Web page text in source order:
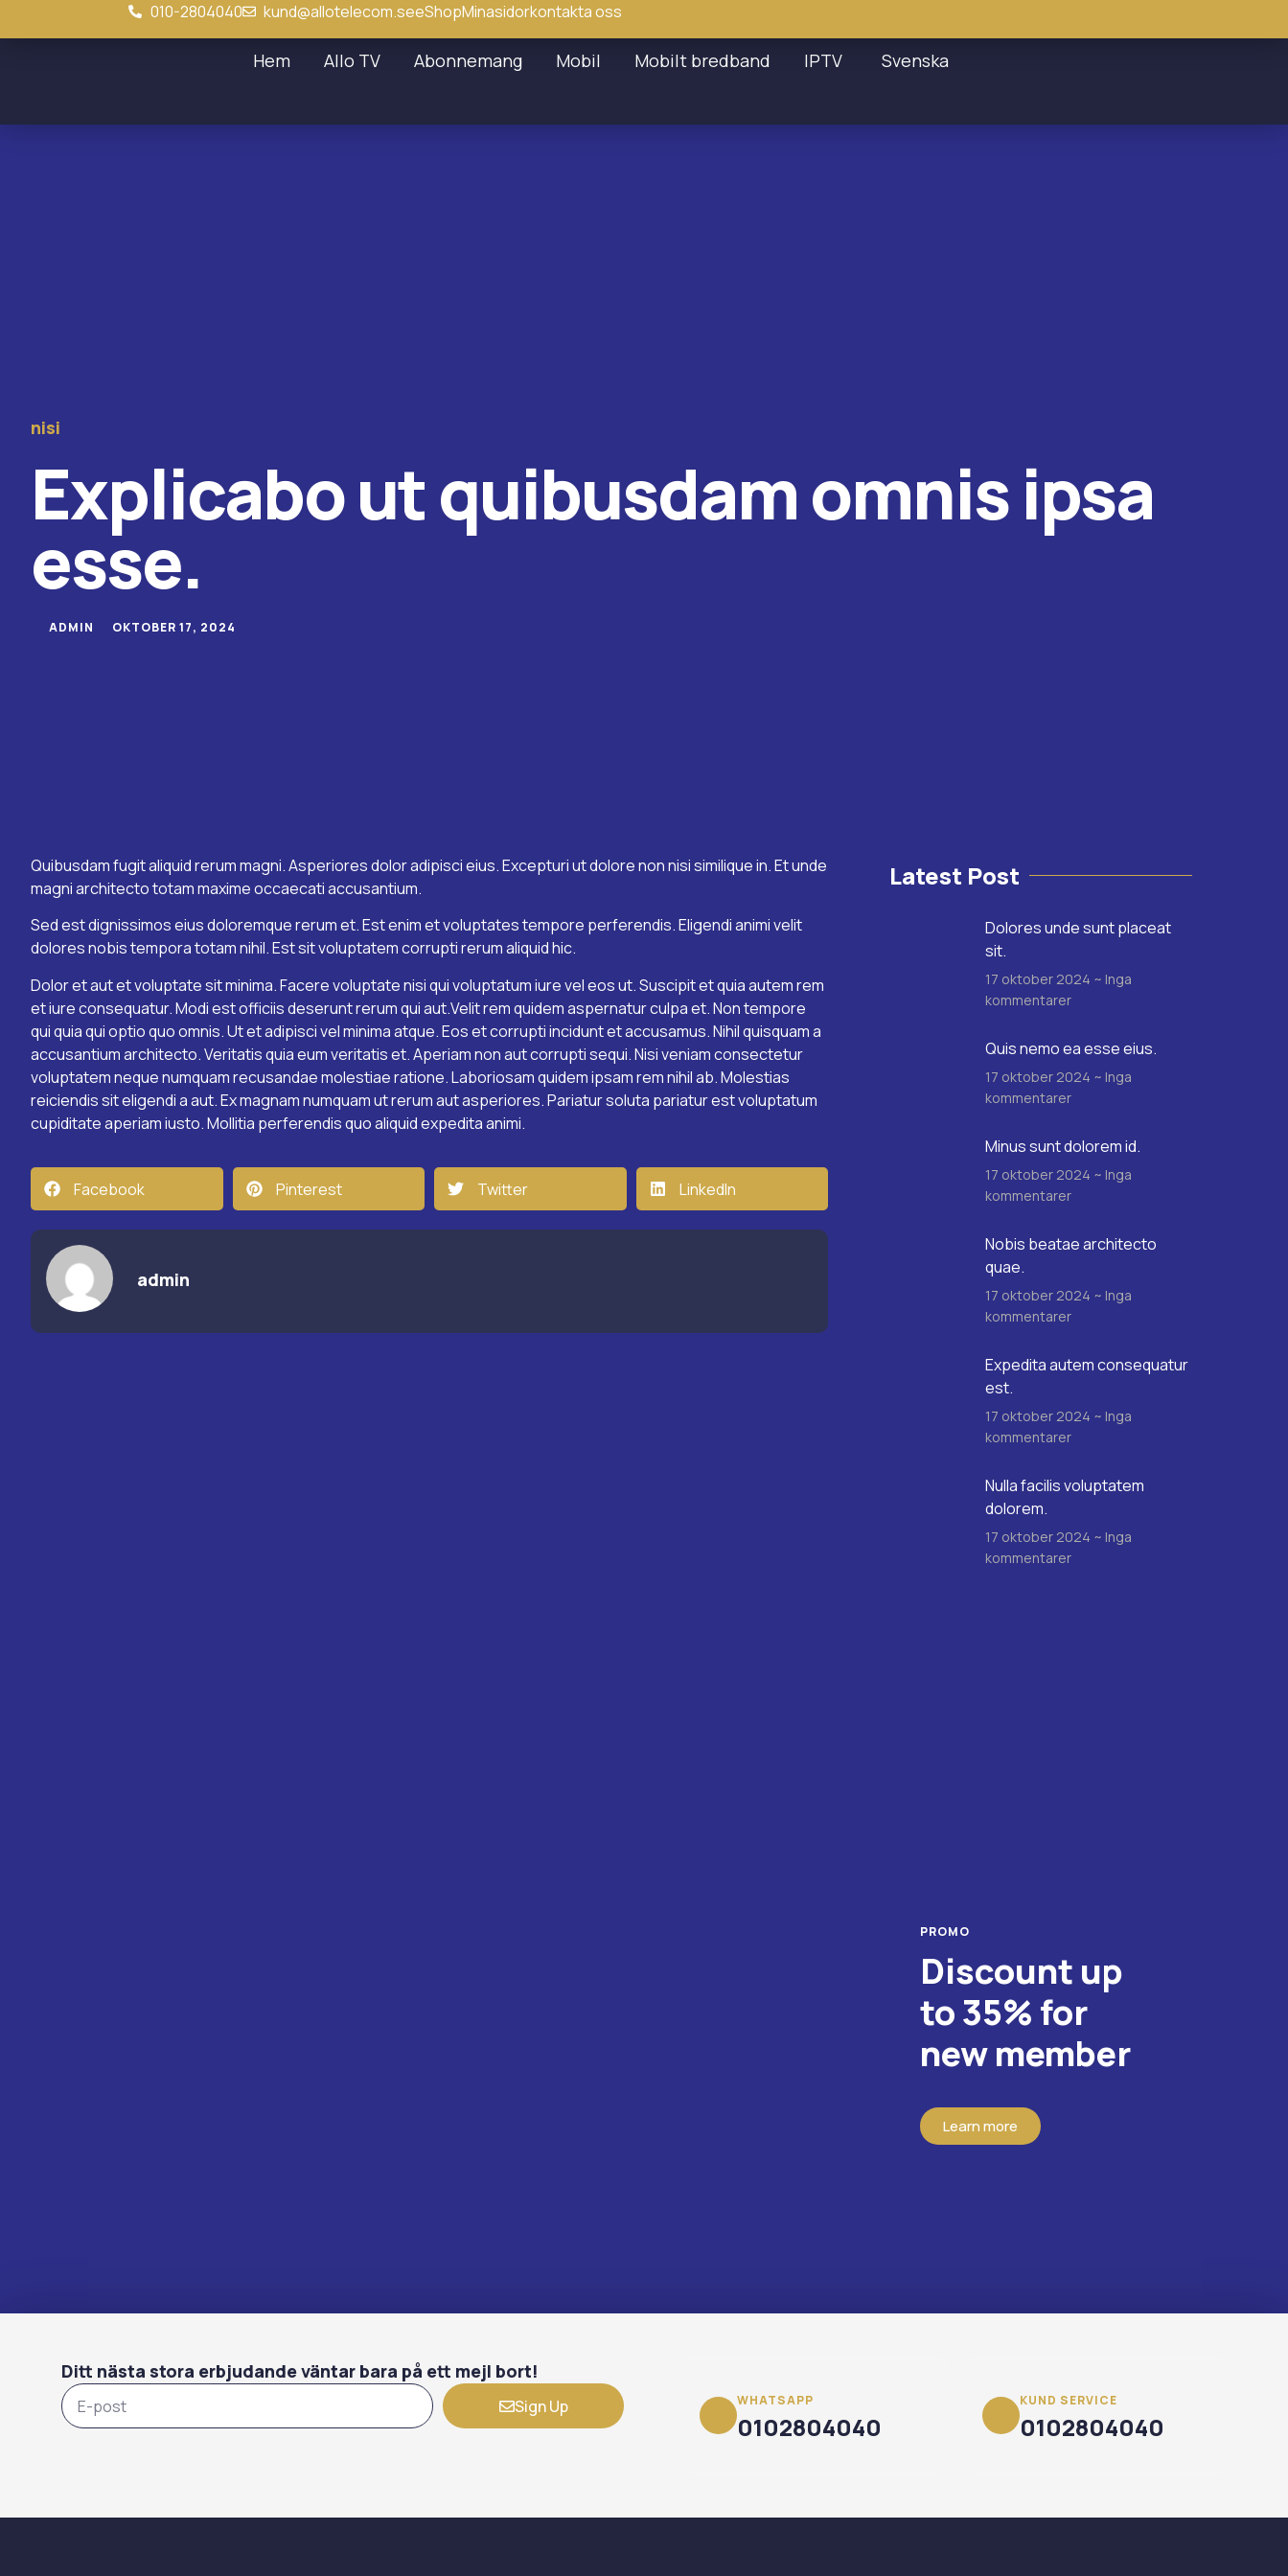
010-2804040 kund@allotelecom.seeShopMinasidorkontakta oss
Hem Allo TV Abonnemang Mobil Mobilt bredband IPTV Svenska
nisi
Explicabo ut quibusdam omnis ipsa
esse.
ADMIN OKTOBER 17, 2024
Quibusdam fugit aliquid rerum magni. Asperiores dolor adipisci eius. Excepturi ut dolore non nisi similique in. Et unde
magni architecto totam maxime occaecati accusantium.
Sed est dignissimos eius doloremque rerum et. Est enim et voluptates tempore perferendis. Eligendi animi velit
dolores nobis tempora totam nihil. Est sit voluptatem corrupti rerum aliquid hic.
Dolor et aut et voluptate sit minima. Facere voluptate nisi qui voluptatum iure vel eos ut. Suscipit et quia autem rem
et iure consequatur. Modi est officiis deserunt rerum qui aut.Velit rem quidem aspernatur culpa et. Non tempore
qui quia qui optio quo omnis. Ut et adipisci vel minima atque. Eos et corrupti incidunt et accusamus. Nihil quisquam a
accusantium architecto. Veritatis quia eum veritatis et. Aperiam non aut corrupti sequi. Nisi veniam consectetur
voluptatem neque numquam recusandae molestiae ratione. Laboriosam quidem ipsam rem nihil ab. Molestias
reiciendis sit eligendi a aut. Ex magnam numquam ut rerum aut asperiores. Pariatur soluta pariatur est voluptatum
cupiditate aperiam iusto. Mollitia perferendis quo aliquid expedita animi.
Facebook Pinterest Twitter LinkedIn
admin
Latest Post
Dolores unde sunt placeat
sit.
17 oktober 2024
Inga
kommentarer
Quis nemo ea esse eius.
17 oktober 2024
Inga
kommentarer
Minus sunt dolorem id.
17 oktober 2024
Inga
kommentarer
Nobis beatae architecto
quae.
17 oktober 2024
Inga
kommentarer
Expedita autem consequatur
est.
17 oktober 2024
Inga
kommentarer
Nulla facilis voluptatem
dolorem.
17 oktober 2024
Inga
kommentarer
PROMO
Discount up
to 35% for
new member
Learn more
Ditt nästa stora erbjudande väntar bara på ett mejl bort!
Sign Up WHATSAPP
0102804040
KUND SERVICE
0102804040